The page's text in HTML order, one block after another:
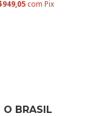
com Pix
O BRASIL